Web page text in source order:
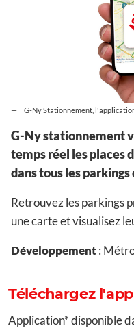
G-Ny Stationnement,
G-Ny stationnement
temps réel les places
dans tous les parkings
Retrouvez les parkings
une carte et visualisez
Développement:
Téléchargez
Application* disponible